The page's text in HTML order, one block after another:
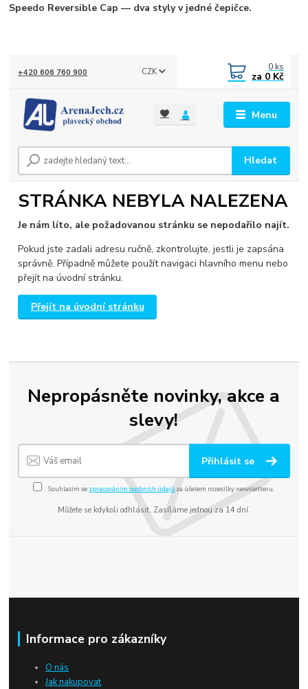
Speedo Reversible Cap — dva styly v jedné čepičce.
Menu
CZK
Hledat
+420 606 760 900 0 ks
za 0 Kč
STRÁNKA NEBYLA NALEZENA
Je nám líto, ale požadovanou stránku se nepodařilo najít.
Pokud jste zadali adresu ručně, zkontrolujte, jestli je zapsána
správně. Případně můžete použít navigaci hlavního menu nebo
přejít na úvodní stránku.
Přejít na úvodní stránku
Nepropásněte novinky, akce a
slevy!
Přihlásit se
Souhlasím se zpracováním osobních údajů za účelem rozesílky newsletteru.
Můžete se kdykoli odhlásit. Zasíláme jednou za 14 dní.
Informace pro zákazníky
O nás
Jak nakupovat